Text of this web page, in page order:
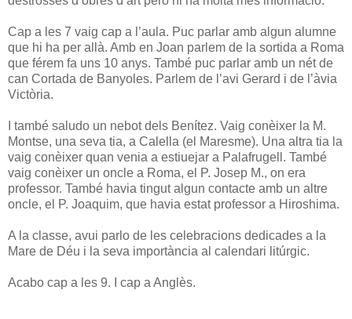
Cap a les 7 vaig cap a l’aula. Puc parlar amb algun alumne
que hi ha per allà. Amb en Joan parlem de la sortida a Roma
que férem fa uns 10 anys. També puc parlar amb un nét de
can Cortada de Banyoles. Parlem de l’avi Gerard i de l’àvia
Victòria.
I també saludo un nebot dels Benítez. Vaig conèixer la M.
Montse, una seva tia, a Calella (el Maresme). Una altra tia la
vaig conèixer quan venia a estiuejar a Palafrugell. També
vaig conèixer un oncle a Roma, el P. Josep M., on era
professor. També havia tingut algun contacte amb un altre
oncle, el P. Joaquim, que havia estat professor a Hiroshima.
A la classe, avui parlo de les celebracions dedicades a la
Mare de Déu i la seva importància al calendari litúrgic.
Acabo cap a les 9. I cap a Anglès.